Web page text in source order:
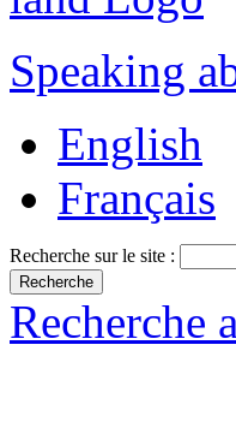
Speaking
English
Français
Recherche sur le site :
Recherche